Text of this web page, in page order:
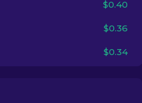
$0.40
$0.36
$0.34